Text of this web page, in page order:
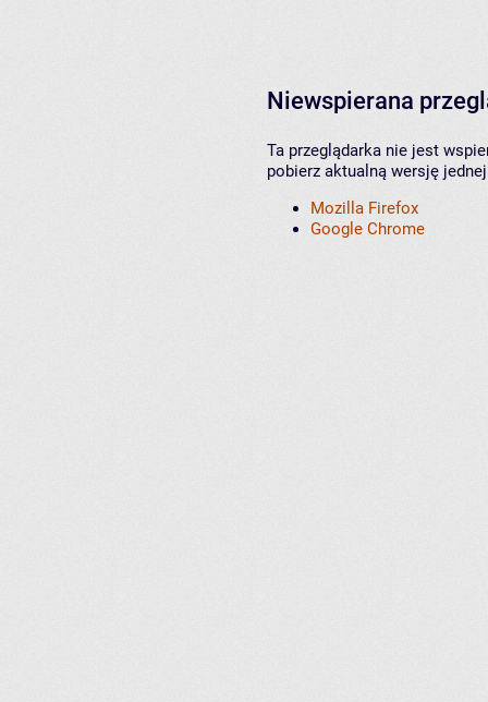
Niewspierana
Ta przeglądarka nie jest
pobierz aktualną wersję
Mozilla Firefox
Google Chrome